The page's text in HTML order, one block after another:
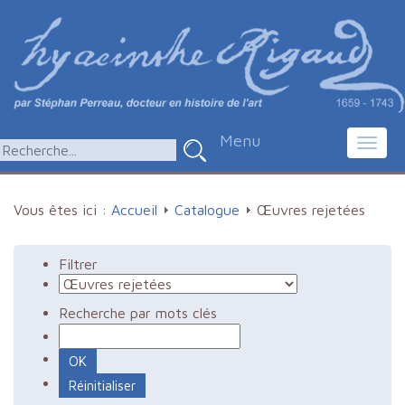
Menu
Vous êtes ici : Accueil Catalogue Œuvres rejetées
Filtrer
Recherche par mots clés